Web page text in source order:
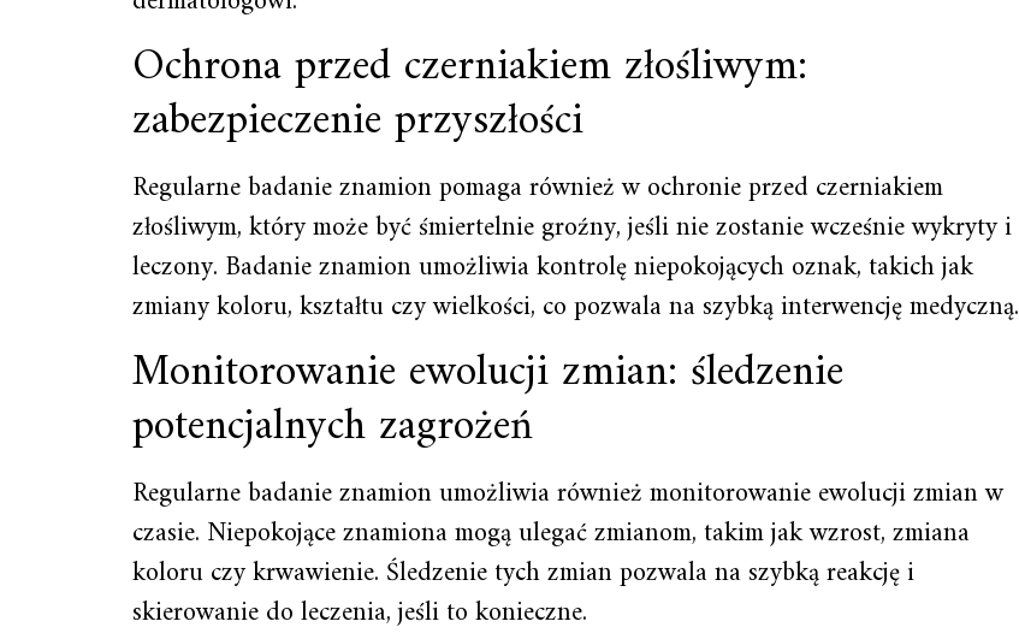
Ochrona przed czerniakiem złośliwym:
zabezpieczenie przyszłości
Regularne badanie znamion pomaga również w ochronie przed czerniakiem
złośliwym, który może być śmiertelnie groźny, jeśli nie zostanie wcześnie wykryty i
leczony. Badanie znamion umożliwia kontrolę niepokojących oznak, takich jak
zmiany koloru, kształtu czy wielkości, co pozwala na szybką interwencję medyczną.
Monitorowanie ewolucji zmian: śledzenie
potencjalnych zagrożeń
Regularne badanie znamion umożliwia również monitorowanie ewolucji zmian w
czasie. Niepokojące znamiona mogą ulegać zmianom, takim jak wzrost, zmiana
koloru czy krwawienie. Śledzenie tych zmian pozwala na szybką reakcję i
skierowanie do leczenia, jeśli to konieczne.